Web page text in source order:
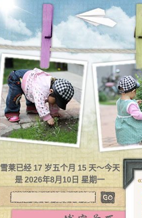
雪莱已经 17 岁五个月 15 天～今天
是 2026年8月10日 星期一
«